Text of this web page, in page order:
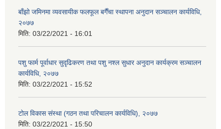
बाँझो जमिनमा व्यवसायीक फलफूल बगैँचा स्थापना अनुदान सञ्चालन कार्यविधि,
२०७७
मिति: 03/22/2021 - 16:01
पशु फार्म पूर्वाधार सुदृढिकरण तथा पशु नश्ल सुधार अनुदान कार्यक्रम सञ्चालन
कार्यविधि, २०७७
मिति: 03/22/2021 - 15:52
टोल विकास संस्था (गठन तथा परिचालन कार्यविधि), २०७७
मिति: 03/22/2021 - 15:50